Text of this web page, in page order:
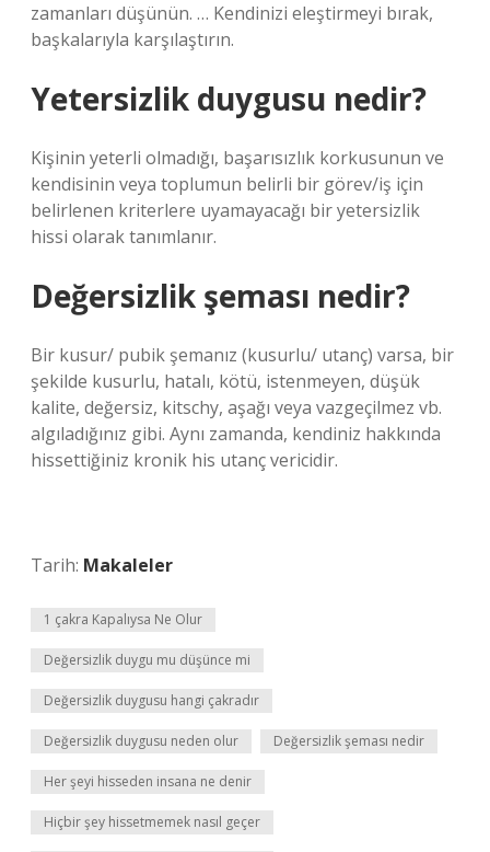
zamanları düşünün. … Kendinizi eleştirmeyi bırak,
başkalarıyla karşılaştırın.
Yetersizlik duygusu nedir?
Kişinin yeterli olmadığı, başarısızlık korkusunun ve
kendisinin veya toplumun belirli bir görev/iş için
belirlenen kriterlere uyamayacağı bir yetersizlik
hissi olarak tanımlanır.
Değersizlik şeması nedir?
Bir kusur/ pubik şemanız (kusurlu/ utanç) varsa, bir
şekilde kusurlu, hatalı, kötü, istenmeyen, düşük
kalite, değersiz, kitschy, aşağı veya vazgeçilmez vb.
algıladığınız gibi. Aynı zamanda, kendiniz hakkında
hissettiğiniz kronik his utanç vericidir.
Tarih: Makaleler
1 çakra Kapalıysa Ne Olur
Değersizlik duygu mu düşünce mi
Değersizlik duygusu hangi çakradır
Değersizlik duygusu neden olur Değersizlik şeması nedir
Her şeyi hisseden insana ne denir
Hiçbir şey hissetmemek nasıl geçer